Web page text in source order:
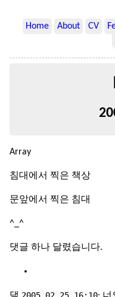
Home About CV
Array
침대에서 찍은 책상
문앞에서 찍은 침대
^_^
댓글 하나 달렸습니다.
2005.02.25 16:10